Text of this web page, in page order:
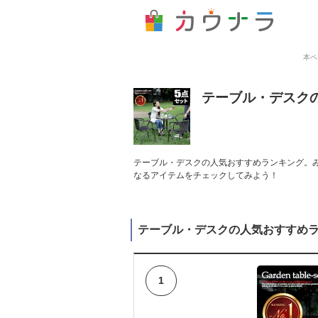
本
テーブル・デスク
テーブル・デスクの人気おすすめランキング
なるアイテムをチェックしてみよう！
テーブル・デスクの人気おすすめ
1